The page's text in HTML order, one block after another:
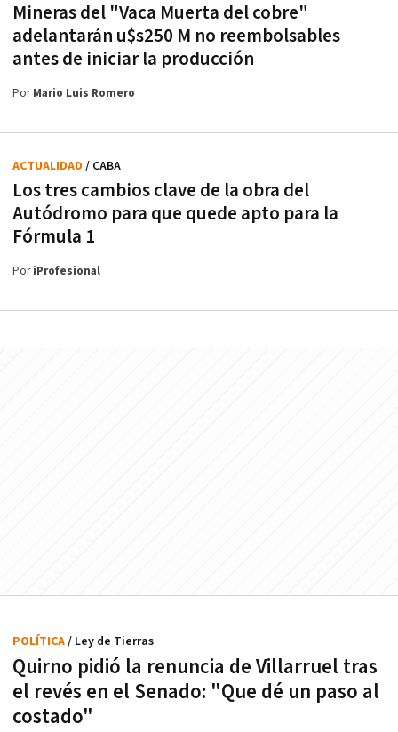
Mineras del "Vaca Muerta del cobre"
adelantarán u$s250 M no reembolsables
antes de iniciar la producción
PorMario Luis Romero
Los tres cambios clave de la obra del
Autódromo para que quede apto para la
Fórmula 1
ACTUALIDAD / CABA
PoriProfesional
Quirno pidió la renuncia de Villarruel tras
el revés en el Senado: "Que dé un paso al
costado"
POLÍTICA/ Ley de Tierras